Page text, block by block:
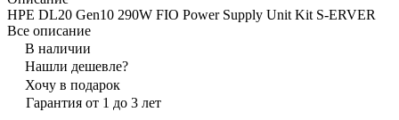
HPE DL20 Gen10 290W FIO Power Supply Unit Kit S-ERVER
Все описание
В наличии
Нашли дешевле?
Хочу в подарок
Гарантия от 1 до 3 лет